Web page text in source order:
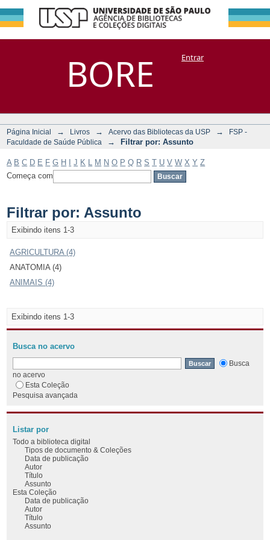
BORE
Filtrar por:
Assunto
DSpace/Manakin + CoriscoEntrar
Página Inicial → Livros → Acervo das Bibliotecas da USP →
FSP -
Faculdade de Saúde Pública
→ Filtrar por: Assunto
A B C D E F G H J K M N O P Q R S T U V W X Y Z
Começa com
Filtrar por: Assunto
Exibindo itens 1-3
AGRICULTURA (4)
ANATOMIA (4)
ANIMAIS (4)
Exibindo itens 1-3
Busca no acervo
Busca
no acervo
Esta Coleção
Pesquisa avançada
Listar por
Todo a biblioteca digital
Tipos de documento & Coleções
Data de publicação
Autor
Título
Assunto
Esta Coleção
Data de publicação
Autor
Título
Assunto